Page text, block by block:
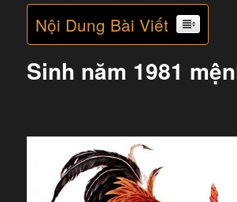
Nội Dung Bài Viết
Sinh năm 1981